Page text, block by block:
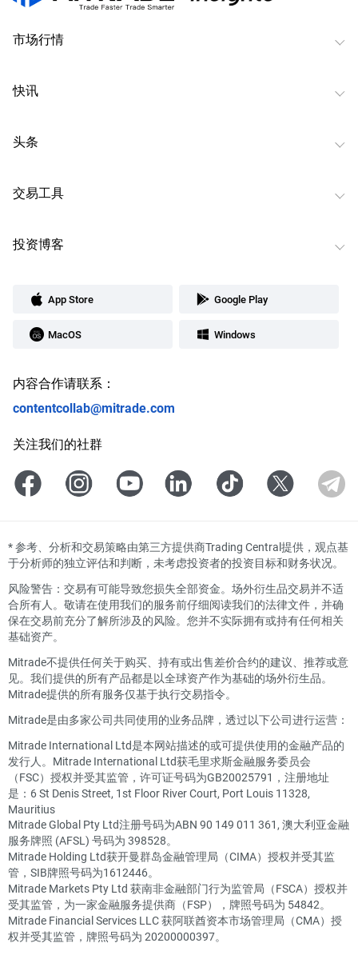
市场行情
快讯
头条
交易工具
投资博客
App Store Google Play
MacOS Windows
内容合作请联系：
contentcollab@mitrade.com
关注我们的社群
*参考、分析和交易策略由第三方提供商Trading Central提供，观点基
于分析师的独立评估和判断，未考虑投资者的投资目标和财务状况。
风险警告：交易有可能导致您损失全部资金。场外衍生品交易并不适
合所有人。敬请在使用我们的服务前仔细阅读我们的法律文件，并确
保在交易前充分了解所涉及的风险。您并不实际拥有或持有任何相关
基础资产。
Mitrade不提供任何关于购买、持有或出售差价合约的建议、推荐或意
见。我们提供的所有产品都是以全球资产作为基础的场外衍生品。
Mitrade提供的所有服务仅基于执行交易指令。
Mitrade是由多家公司共同使用的业务品牌，透过以下公司进行运营：
Mitrade International Ltd是本网站描述的或可提供使用的金融产品的
发行人。Mitrade International Ltd获毛里求斯金融服务委员会
（FSC）授权并受其监管，许可证号码为GB20025791，注册地址
是：6 St Denis Street, 1st Floor River Court, Port Louis 11328,
Mauritius
Mitrade Global Pty Ltd注册号码为ABN 90 149 011 361, 澳大利亚金融
服务牌照 (AFSL) 号码为 398528。
Mitrade Holding Ltd获开曼群岛金融管理局（CIMA）授权并受其监
管，SIB牌照号码为1612446。
Mitrade Markets Pty Ltd 获南非金融部门行为监管局（FSCA）授权并
受其监管，为一家金融服务提供商（FSP），牌照号码为 54842。
Mitrade Financial Services LLC 获阿联酋资本市场管理局（CMA）授
权并受其监管，牌照号码为 20200000397。